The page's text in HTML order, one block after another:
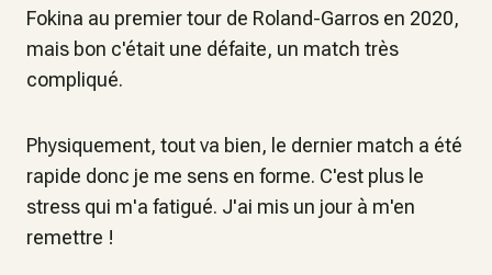
Fokina au premier tour de Roland-Garros en 2020,
mais bon c'était une défaite, un match très
compliqué.
Physiquement, tout va bien, le dernier match a été
rapide donc je me sens en forme. C'est plus le
stress qui m'a fatigué. J'ai mis un jour à m'en
remettre !